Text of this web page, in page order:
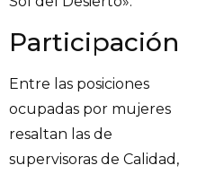
Participación
Entre las posiciones
ocupadas por mujeres
resaltan las de
supervisoras de Calidad,